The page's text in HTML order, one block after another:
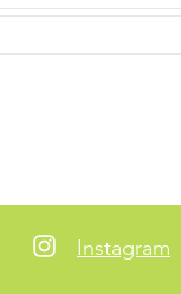
Instagram